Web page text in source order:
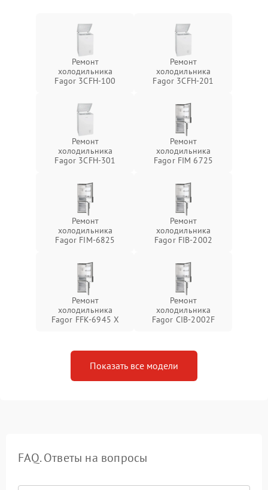
Ремонт
холодильника
Fagor 3CFH-100
Ремонт
холодильника
Fagor 3CFH-201
Ремонт
холодильника
Fagor 3CFH-301
Ремонт
холодильника
Fagor FIM 6725
Ремонт
холодильника
Fagor FIM-6825
Ремонт
холодильника
Fagor FIB-2002
Ремонт
холодильника
Fagor FFK-6945 X
Ремонт
холодильника
Fagor CIB-2002F
Показать все модели
FAQ. Ответы на вопросы